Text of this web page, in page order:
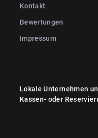
Kontakt
Bewertungen
Impressum
Lokale Unternehmen
Kassen- oder